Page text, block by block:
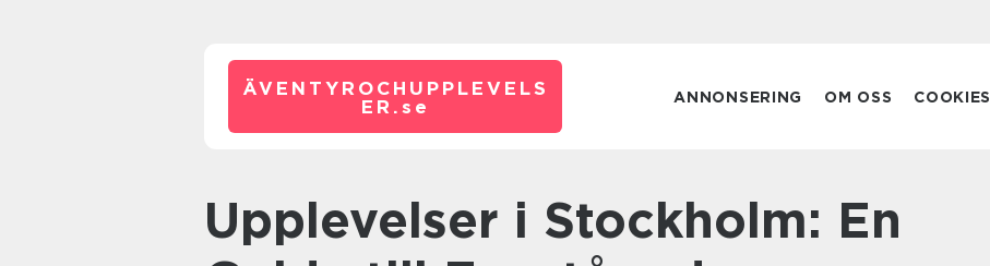
ÄVENTYROCHUPPLEVELS
ER. se ANNONSERING OM OSS COOKIES
Upplevelser i Stockholm: En